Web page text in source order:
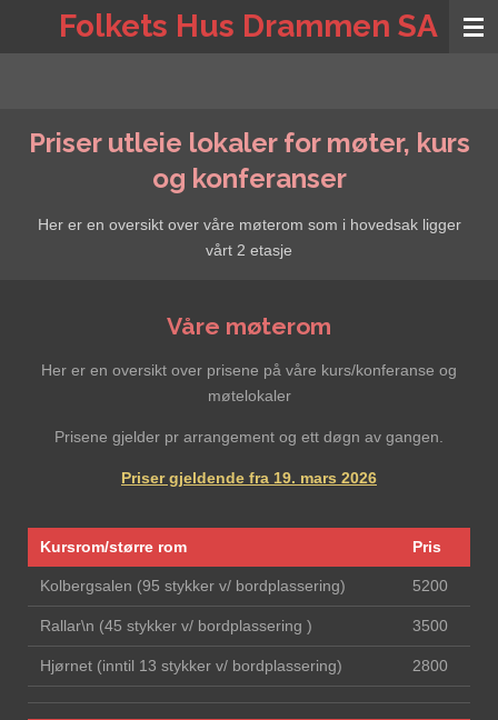
Folkets Hus Drammen SA
Priser utleie lokaler for møter, kurs
og konferanser
Her er en oversikt over våre møterom som i hovedsak ligger
vårt 2 etasje
Våre møterom
Her er en oversikt over prisene på våre kurs/konferanse og
møtelokaler
Prisene gjelder pr arrangement og ett døgn av gangen.
Priser gjeldende fra 19. mars 2026
Kursrom/større rom Pris
Kolbergsalen (95 stykker v/ bordplassering) 5200
Rallar\n (45 stykker v/ bordplassering ) 3500
Hjørnet (inntil 13 stykker v/ bordplassering) 2800